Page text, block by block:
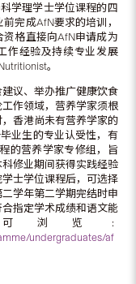
学理学士学位课程的四
完成AfN要求的培训，
格直接向AfN申请成为
作经验及持续专业发展
。
议、举办推广健康饮食
作领域，营养学家须根
香港尚未有营养学家的
业生的专业认受性，有
的营养学家专修组，旨
修业期间获得实践经验
士学位课程后，可选择
学年第二学期完结时申
指定学术成绩和语文能
浏览﹕
undergraduates/af